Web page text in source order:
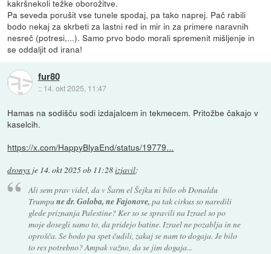
kakršnekoli težke oborožitve.
Pa seveda porušit vse tunele spodaj, pa tako naprej. Pač rabili
bodo nekaj za skrbeti za lastni red in mir in za primere naravnih
nesreč (potresi,...). Samo prvo bodo morali spremenit mišljenje in
se oddaljit od irana!
fur80
:: 14. okt 2025, 11:47
Hamas na sodišču sodi izdajalcem in tekmecem. Pritožbe čakajo v
kaselcih.
https://x.com/HappyBlyaEnd/status/19779...
dronyx je 14. okt 2025 ob 11:28izjavil:
Ali sem prav videl, da v Šarm el Šejku ni bilo ob Donaldu
Trumpune dr. Goloba, ne Fajonove, pa tak cirkus so naredili
glede priznanja Palestine? Ker so se spravili na Izrael so po
moje dosegli samo to, da pridejo batine. Izrael ne pozablja in ne
oprošča. Se bodo pa spet čudili, zakaj se nam to dogaja. Je bilo
to res potrebno? Ampak važno, da se jim dogaja...